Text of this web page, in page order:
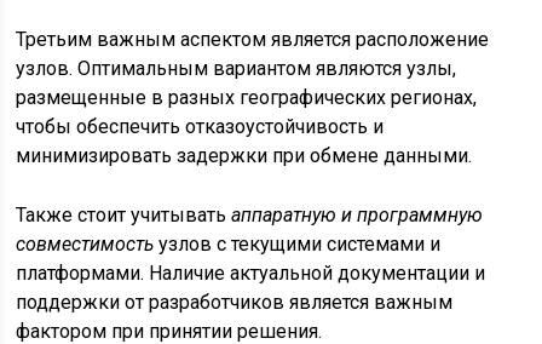
Третьим важным аспектом является расположение
узлов. Оптимальным вариантом являются узлы,
размещенные в разных географических регионах,
чтобы обеспечить отказоустойчивость и
минимизировать задержки при обмене данными.
Также стоит учитыватьаппаратную и программную
совместимость узлов с текущими системами и
платформами. Наличие актуальной документации и
поддержки от разработчиков является важным
фактором при принятии решения.